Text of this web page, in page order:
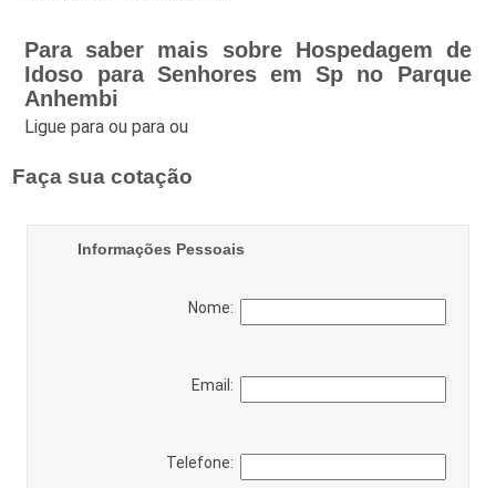
Para saber mais sobre Hospedagem de
Idoso para Senhores em Sp no Parque
Anhembi
Ligue paraou paraou
Faça sua cotação
Informações Pessoais
Nome:
Email:
Telefone: